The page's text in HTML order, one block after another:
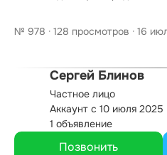
№ 978 · 128 просмотров · 16
Сергей Блинов
Частное лицо
Аккаунт с 10 июля 2025
1 объявление